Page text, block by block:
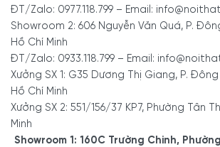
ĐT/Zalo: 0977.118.799 – Email:
Showroom 2: 606 Nguyễn Văn Quá, P.
Hồ Chí Minh
ĐT/Zalo: 0933.118.799 – Email:
Xưởng SX 1: G35 Dương Thị Giang, P.
Hồ Chí Minh
Xưởng SX 2: 551/156/37 KP7, Phường Tân
Minh
Showroom 1: 160C Trường Chinh,